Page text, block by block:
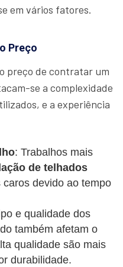
em vários fatores.
Preço
preço de contratar um
se a complexidade
e a experiência
: Trabalhos mais
de telhados
devido ao tempo
e qualidade dos
também afetam o
qualidade são mais
durabilidade.